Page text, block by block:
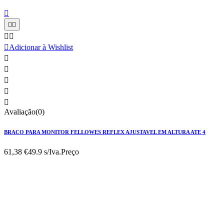

 
 
Adicionar à Wishlist





Avaliação(0)
BRACO PARA MONITOR FELLOWES REFLEX AJUSTAVEL EM ALTURA ATE 4
61,38 €49.9 s/Iva.Preço